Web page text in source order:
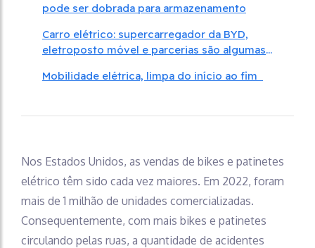
pode ser dobrada para armazenamento
Carro elétrico: supercarregador da BYD,
eletroposto móvel e parcerias são algumas
Mobilidade elétrica, limpa do início ao fim
Nos Estados Unidos, as vendas de bikes e patinetes
elétrico têm sido cada vez maiores. Em 2022, foram
mais de 1 milhão de unidades comercializadas.
Consequentemente, com mais bikes e patinetes
circulando pelas ruas, a quantidade de acidentes